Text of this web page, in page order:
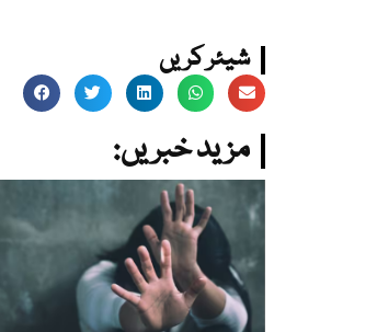
شیئر کریں
:مزید خبریں